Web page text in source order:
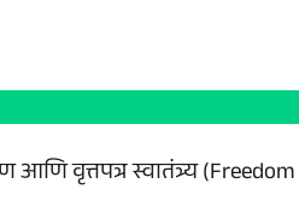
आणि वृत्तपत्र स्वातंत्र्य